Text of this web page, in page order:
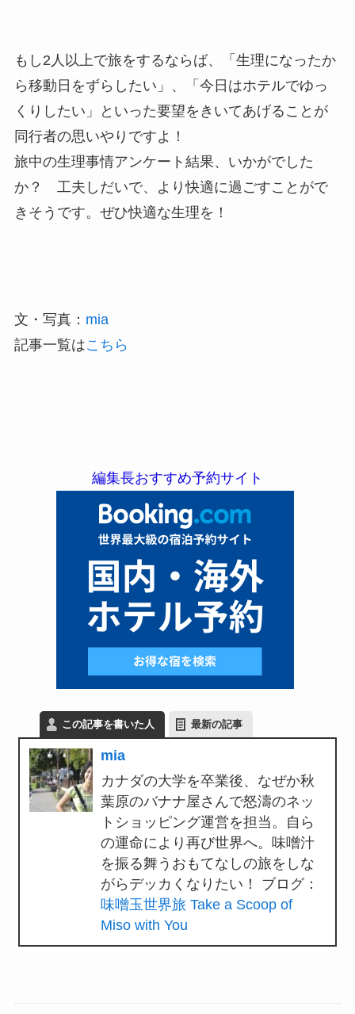
もし2人以上で旅をするならば、「生理になったか
ら移動日をずらしたい」、「今日はホテルでゆっ
くりしたい」といった要望をきいてあげることが
同行者の思いやりですよ！
旅中の生理事情アンケート結果、いかがでした
か？ 工夫しだいで、より快適に過ごすことがで
きそうです。ぜひ快適な生理を！
文・写真： mia
記事一覧はこちら
編集長おすすめ予約サイト
この記事を書いた人 最新の記事
mia
カナダの大学を卒業後、なぜか秋
葉原のバナナ屋さんで怒濤のネッ
トショッピング運営を担当。自ら
の運命により再び世界へ。味噌汁
を振る舞うおもてなしの旅をしな
がらデッカくなりたい！ ブログ：
味噌玉世界旅 Take a Scoop of
Miso with You